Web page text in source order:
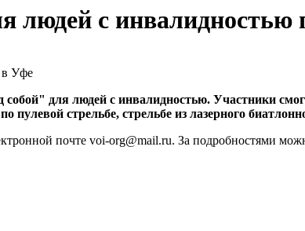
людей с инвалидностью
для людей с инвалидностью. Участники
стрельбе, стрельбе из лазерного
почте voi-org@mail.ru. За подробностями